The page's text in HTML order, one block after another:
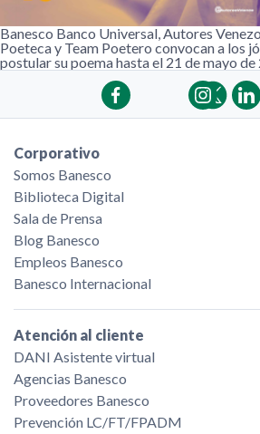
Banesco Banco Universal, Autores
Poeteca y Team Poetero convocan a los
postular su poema hasta el 21 de mayo de
Corporativo
Somos Banesco
Biblioteca Digital
Sala de Prensa
Blog Banesco
Empleos Banesco
Banesco Internacional
Atención al cliente
DANI Asistente virtual
Agencias Banesco
Proveedores Banesco
Prevención LC/FT/FPADM